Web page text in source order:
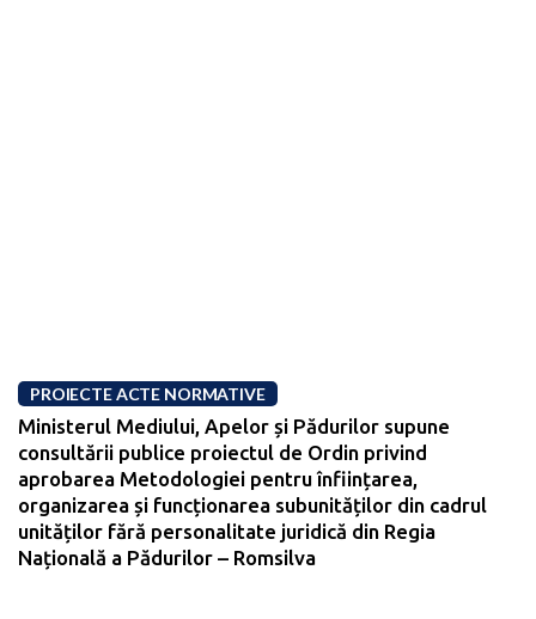
PROIECTE ACTE NORMATIVE
Ministerul Mediului, Apelor și Pădurilor supune
consultării publice proiectul de Ordin privind
aprobarea Metodologiei pentru înființarea,
organizarea și funcționarea subunităților din cadrul
unităților fără personalitate juridică din Regia
Națională a Pădurilor – Romsilva